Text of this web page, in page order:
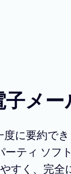
メー
に要約で
ティ ソフ
すく、完全